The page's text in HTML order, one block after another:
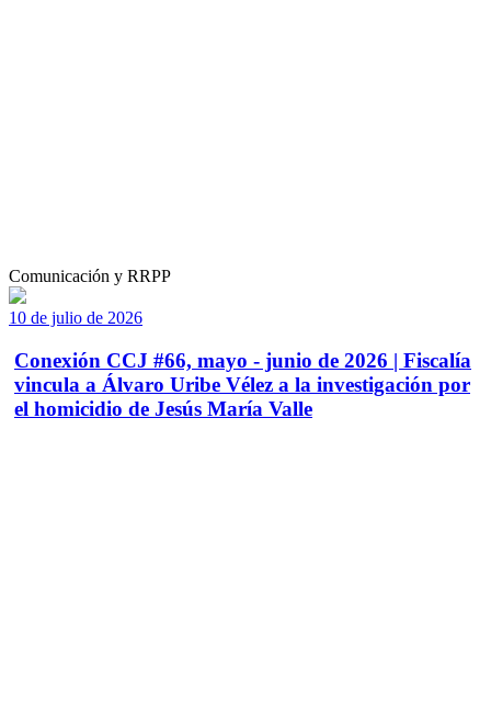
Comunicación y RRPP
10 de julio de 2026
Conexión CCJ #66, mayo - junio de 2026 | Fiscalía
vincula a Álvaro Uribe Vélez a la investigación por
el homicidio de Jesús María Valle